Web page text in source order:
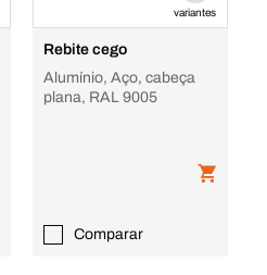
variantes
Rebite cego
Alumínio, Aço, cabeça
plana, RAL 9005
Comparar